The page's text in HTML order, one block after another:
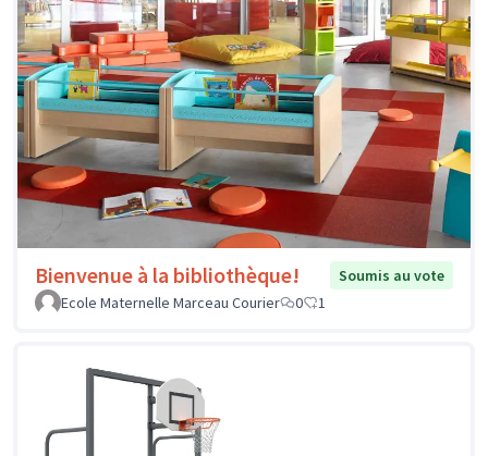
Bienvenue à la bibliothèque!
Soumis au vote
Ecole Maternelle Marceau Courier
0 1